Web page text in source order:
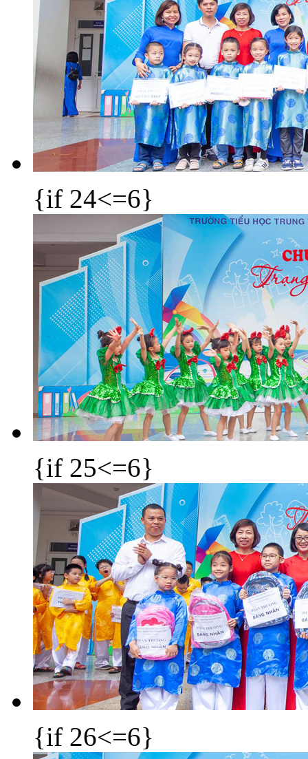
{if 24<=6}
{if 25<=6}
{if 26<=6}